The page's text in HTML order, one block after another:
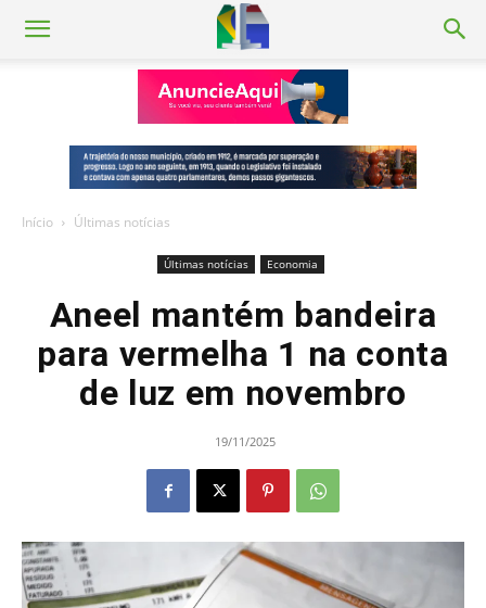
Início Últimas notícias
Últimas notícias Economia
Aneel mantém bandeira
para vermelha 1 na conta
de luz em novembro
19/11/2025